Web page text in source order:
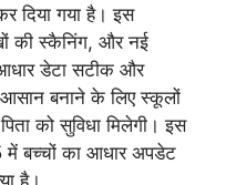
दिया गया है। इस
की स्कैनिंग, और नई
आधार डेटा सटीक और
बनाने के लिए स्कूलों
को सुविधा मिलेगी। इस
बच्चों का आधार अपडेट